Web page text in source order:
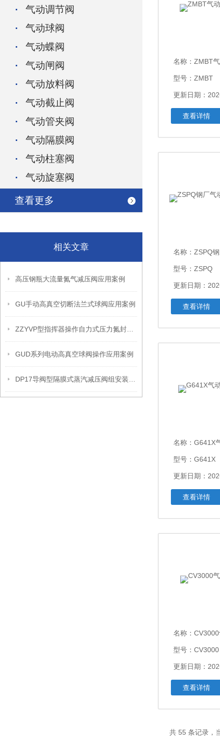
气动调节阀
气动球阀
气动蝶阀
气动闸阀
气动放料阀
气动截止阀
气动管夹阀
气动隔膜阀
气动柱塞阀
气动旋塞阀
查看更多
相关文章
高压钢瓶大流量氮气减压阀应用案例
GU手动高真空切断法兰式球阀应用案例
GUD系列电动高真空球阀操作应用案例
名称： ZMBT
型号：ZMBT
更新日期：
查看详情
名称： ZSPQ钢
型号：ZSPQ
更新日期：
查看详情
名称： G641X
型号：G641X
更新日期：
查看详情
名称：
型号：CV3000
更新日期：
查看详情
共 55 条记录